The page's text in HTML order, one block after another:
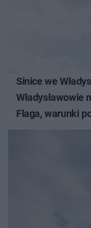
Sinice we
Władysławowie
Flaga, warunki